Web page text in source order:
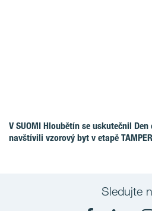
V SUOMI Hloubětín se uskutečnil
navštívili vzorový byt v etapě
Sledujte